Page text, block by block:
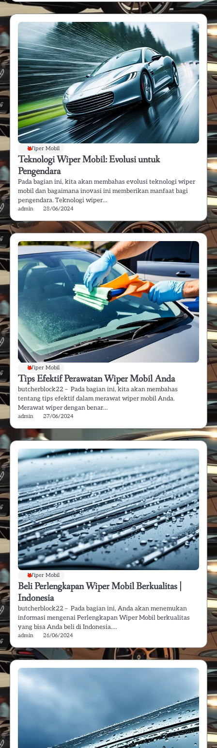
Wiper Mobil
Teknologi Wiper Mobil: Evolusi untuk
Pengendara
Pada bagian ini, kita akan membahas evolusi teknologi wiper
mobil dan bagaimana inovasi ini memberikan manfaat bagi
pengendara. Teknologi wiper…
admin 28/06/2024
Wiper Mobil
Tips Efektif Perawatan Wiper Mobil Anda
butcherblock22 – Pada bagian ini, kita akan membahas
tentang tips efektif dalam merawat wiper mobil Anda.
Merawat wiper dengan benar…
admin 27/06/2024
Wiper Mobil
Beli Perlengkapan Wiper Mobil Berkualitas |
Indonesia
butcherblock22 – Pada bagian ini, Anda akan menemukan
informasi mengenai Perlengkapan Wiper Mobil berkualitas
yang bisa Anda beli di Indonesia.…
admin 26/06/2024